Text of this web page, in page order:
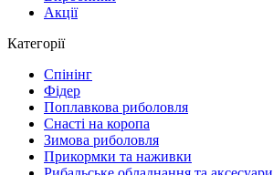
Акції
Категорії
Спінінг
Фідер
Поплавкова риболовля
Снасті на коропа
Зимова риболовля
Прикормки та наживки